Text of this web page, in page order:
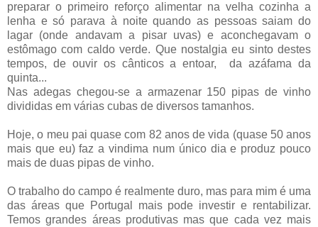
preparar o primeiro reforço alimentar na velha cozinha a
lenha e só parava à noite quando as pessoas saiam do
lagar (onde andavam a pisar uvas) e aconchegavam o
estômago com caldo verde. Que nostalgia eu sinto destes
tempos, de ouvir os cânticos a entoar, da azáfama da
quinta...
Nas adegas chegou-se a armazenar 150 pipas de vinho
divididas em várias cubas de diversos tamanhos.
Hoje, o meu pai quase com 82 anos de vida (quase 50 anos
mais que eu) faz a vindima num único dia e produz pouco
mais de duas pipas de vinho.
O trabalho do campo é realmente duro, mas para mim é uma
das áreas que Portugal mais pode investir e rentabilizar.
Temos grandes áreas produtivas mas que cada vez mais